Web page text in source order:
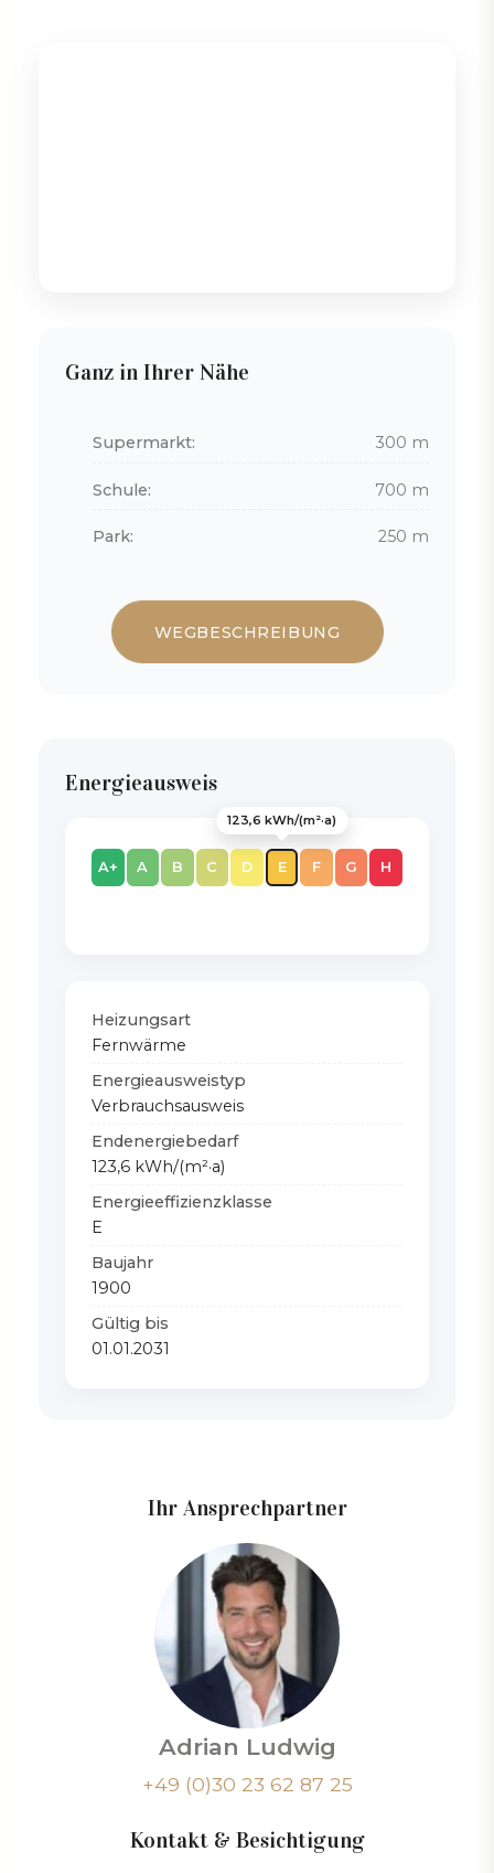
Ganz in Ihrer Nähe
Supermarkt: 300 m
Schule: 700 m
Park: 250 m
WEGBESCHREIBUNG
Energieausweis
A+ A B C D
123,6 kWh/(m²·a)
E F G H
Heizungsart
Fernwärme
Energieausweistyp
Verbrauchsausweis
Endenergiebedarf
123,6 kWh/(m²·a)
Energieeffizienzklasse
E
Baujahr
1900
Gültig bis
01.01.2031
Ihr Ansprechpartner
Adrian Ludwig
+49 (0)30 23 62 87 25
Kontakt & Besichtigung